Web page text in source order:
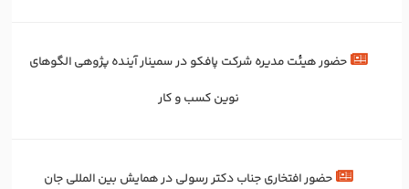
حضور هیئت مدیره شرکت پافکو در سمینار آینده پژوهی الگوهای
نوین کسب و کار
حضور افتخاری جناب دکتر رسولی در همایش بین المللی جان